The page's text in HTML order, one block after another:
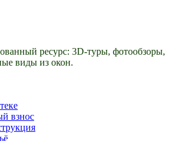
ресурс: 3D-туры, фотообзоры,
виды из окон.
взнос